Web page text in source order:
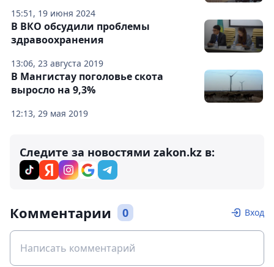
15:51, 19 июня 2024
13:06, 23 августа 2019
В ВКО обсудили проблемы
здравоохранения
12:13, 29 мая 2019
В Мангистау поголовье скота
выросло на 9,3%
Следите за новостями zakon.kz в:
Комментарии 0 Вход